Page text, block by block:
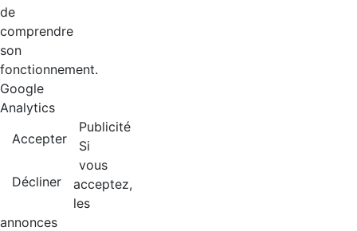
de
comprendre
son
fonctionnement.
Google
Analytics
Accepter
Décliner
Publicité
Si
vous
acceptez,
les
annonces